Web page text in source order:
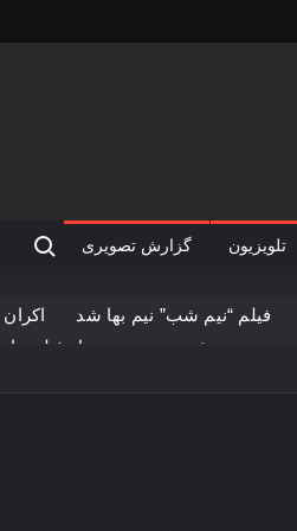
تلویزیون گزارش تصویری
for:
فیلم “نیم شب” نیم بها شد
نیم شب در صدر جدول فیلم